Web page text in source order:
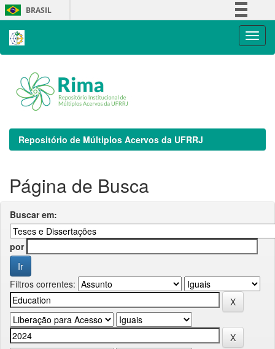
Skip
navigation
BRASIL
Repositório de Múltiplos Acervos da UFRRJ
Página de Busca
Buscar em:
por
Filtros correntes: